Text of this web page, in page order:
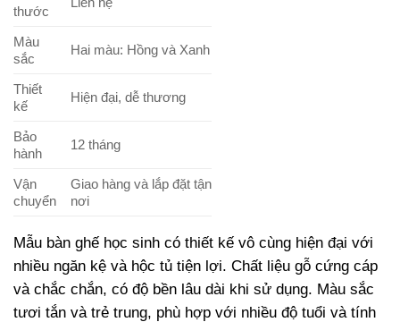
thước
Màu
sắc
Hai màu: Hồng và Xanh
Thiết
kế
Hiện đại, dễ thương
Bảo
hành
12 tháng
Vận
chuyển
Giao hàng và lắp đặt tận
nơi
Mẫu bàn ghế học sinh có thiết kế vô cùng hiện đại với
nhiều ngăn kệ và hộc tủ tiện lợi. Chất liệu gỗ cứng cáp
và chắc chắn, có độ bền lâu dài khi sử dụng. Màu sắc
tươi tắn và trẻ trung, phù hợp với nhiều độ tuổi và tính